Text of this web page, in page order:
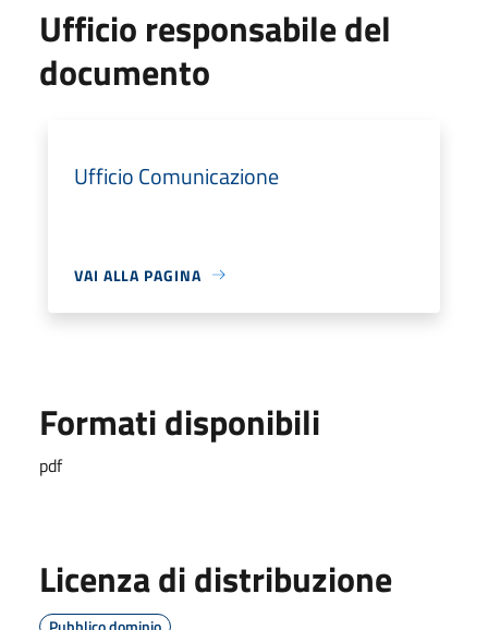
Ufficio responsabile del
documento
Ufficio Comunicazione
VAI ALLA PAGINA
Formati disponibili
pdf
Licenza di distribuzione